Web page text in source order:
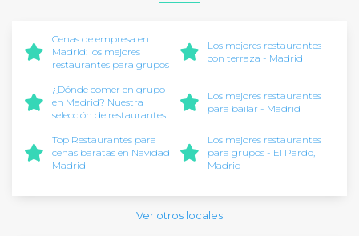
Cenas de empresa en
Madrid: los mejores
restaurantes para grupos
Los mejores restaurantes
con terraza - Madrid
¿Dónde comer en grupo
en Madrid? Nuestra
selección de restaurantes
Los mejores restaurantes
para bailar - Madrid
Top Restaurantes para
cenas baratas en Navidad
Madrid
Los mejores restaurantes
para grupos - El Pardo,
Madrid
Ver otros locales